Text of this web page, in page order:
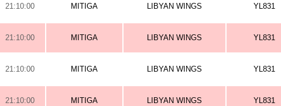
21:10:00 MITIGA LIBYAN WINGS YL831
21:10:00 MITIGA LIBYAN WINGS YL831
21:10:00 MITIGA LIBYAN WINGS YL831
21:10:00 MITIGA LIBYAN WINGS YL831